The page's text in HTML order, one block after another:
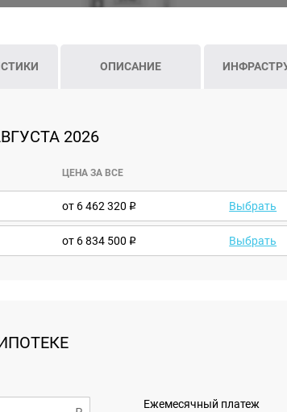
ОПИСАНИЕ
2026
ЦЕНА ЗА ВСЕ
от 6 462 320 Выбрать
от 6 834 500 Выбрать
Ежемесячный платеж